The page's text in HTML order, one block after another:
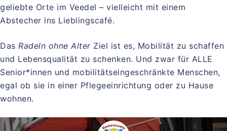
geliebte Orte im Veedel – vielleicht mit einem
Abstecher ins Lieblingscafé.
Das Radeln ohne AlterZiel ist es, Mobilität zu schaffen
und Lebensqualität zu schenken. Und zwar für ALLE
Senior*innen und mobilitätseingeschränkte Menschen,
egal ob sie in einer Pflegeeinrichtung oder zu Hause
wohnen.